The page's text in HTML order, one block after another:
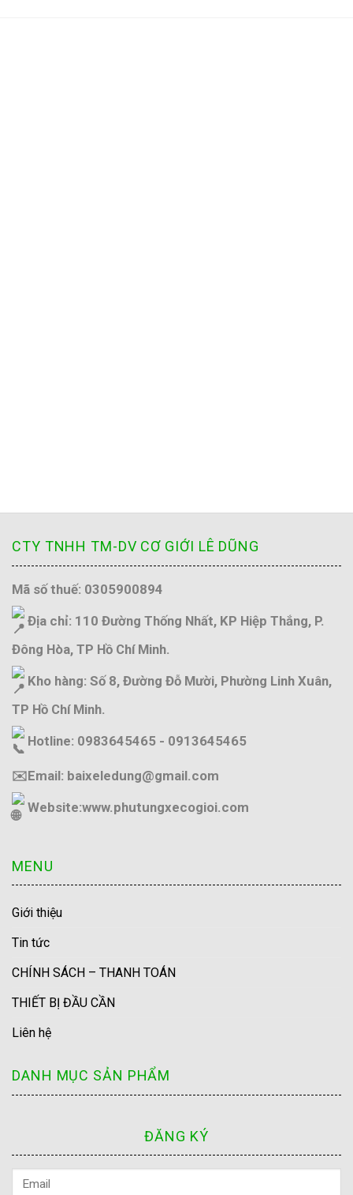
CTY TNHH TM-DV CƠ GIỚI LÊ DŨNG
Mã số thuế: 0305900894
Địa chỉ: 110 Đường Thống Nhất, KP Hiệp Thắng, P.
Đông Hòa, TP Hồ Chí Minh.
Kho hàng: Số 8, Đường Đỗ Mười, Phường Linh Xuân,
TP Hồ Chí Minh.
Hotline: 0983645465 - 0913645465
✉️Email: baixeledung@gmail.com
Website:www.phutungxecogioi.com
MENU
Giới thiệu
Tin tức
CHÍNH SÁCH – THANH TOÁN
THIẾT BỊ ĐẦU CẦN
Liên hệ
DANH MỤC SẢN PHẨM
ĐĂNG KÝ